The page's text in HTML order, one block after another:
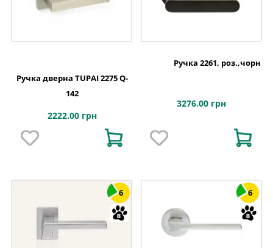
Ручка дверна TUPAI 2275 Q-
142
2222.00 грн
Ручка 2261, роз.,чорн
3276.00 грн
6 6